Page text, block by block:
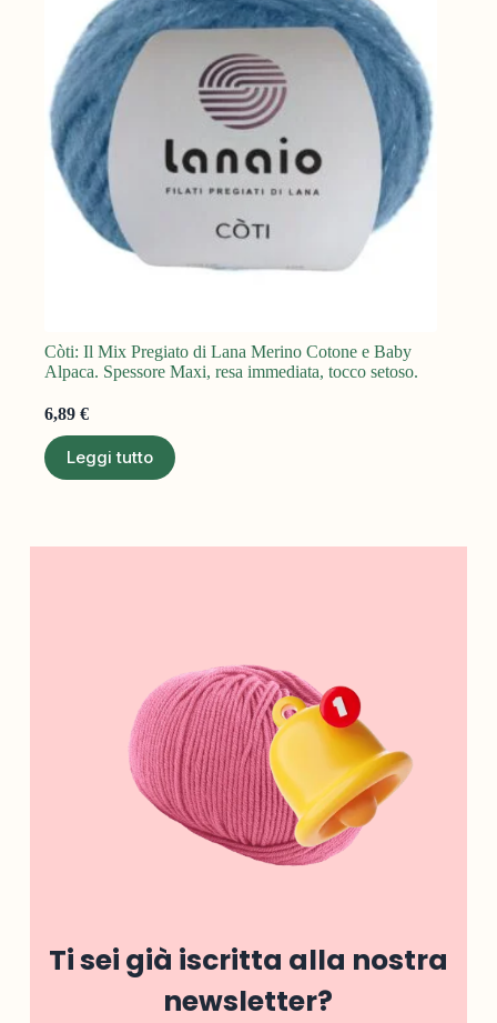
Còti: Il Mix Pregiato di Lana Merino Cotone e Baby
Alpaca. Spessore Maxi, resa immediata, tocco setoso.
6,89 €
Leggi tutto
Ti sei già iscritta alla nostra
newsletter?